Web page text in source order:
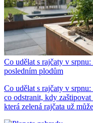
Co udělat s rajčaty v
posledním plodům
Co udělat s rajčaty v
co odstranit, kdy
která zelená rajčata už